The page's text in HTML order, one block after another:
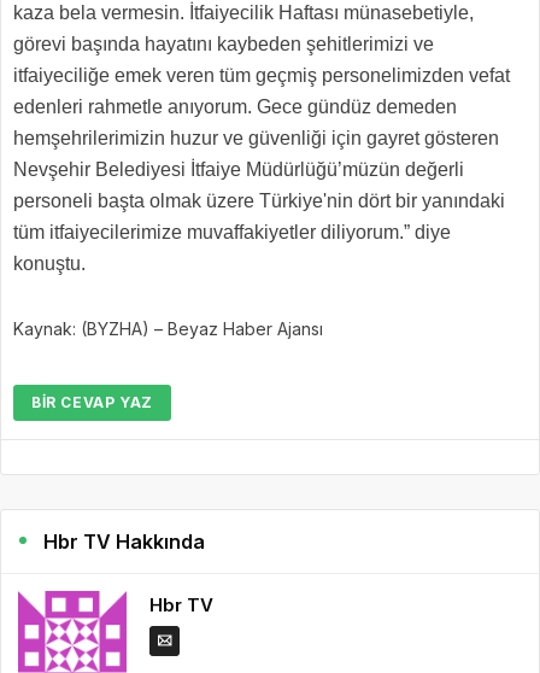
kaza bela vermesin. İtfaiyecilik Haftası münasebetiyle,
görevi başında hayatını kaybeden şehitlerimizi ve
itfaiyeciliğe emek veren tüm geçmiş personelimizden vefat
edenleri rahmetle anıyorum. Gece gündüz demeden
hemşehrilerimizin huzur ve güvenliği için gayret gösteren
Nevşehir Belediyesi İtfaiye Müdürlüğü’müzün değerli
personeli başta olmak üzere Türkiye'nin dört bir yanındaki
tüm itfaiyecilerimize muvaffakiyetler diliyorum.” diye
konuştu.
Kaynak: (BYZHA) – Beyaz Haber Ajansı
BIR CEVAP YAZ
Hbr TV Hakkında
Hbr TV